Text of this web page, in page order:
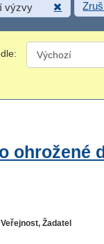
výzvy
ohrožené
Veřejnost, Žadatel